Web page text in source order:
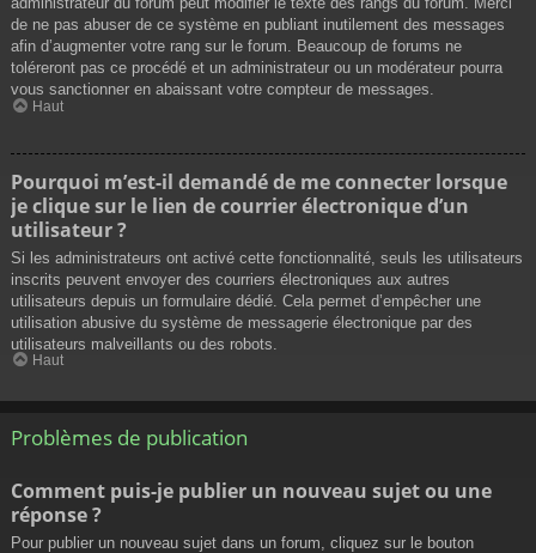
de ne pas abuser de ce système en publiant inutilement des messages
afin d’augmenter votre rang sur le forum. Beaucoup de forums ne
toléreront pas ce procédé et un administrateur ou un modérateur pourra
vous sanctionner en abaissant votre compteur de messages.
Haut
Pourquoi m’est-il demandé de me connecter lorsque
je clique sur le lien de courrier électronique d’un
utilisateur ?
Si les administrateurs ont activé cette fonctionnalité, seuls les utilisateurs
inscrits peuvent envoyer des courriers électroniques aux autres
utilisateurs depuis un formulaire dédié. Cela permet d’empêcher une
utilisation abusive du système de messagerie électronique par des
utilisateurs malveillants ou des robots.
Haut
Problèmes de publication
Comment puis-je publier un nouveau sujet ou une
réponse ?
Pour publier un nouveau sujet dans un forum, cliquez sur le bouton